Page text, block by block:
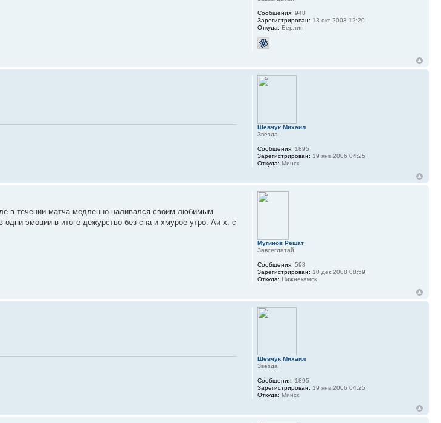
Сообщения: 948
Зарегистрирован: 13 окт 2003 12:20
Откуда: Берлин
Шевчук Михаил
Звезда
Сообщения: 1895
Зарегистрирован: 19 янв 2006 04:25
Откуда: Минск
в течении матча медленно наливался своим любимым
эмоции-в итоге дежурство без сна и хмурое утро. Аи х. с
Мугинов Решат
Завсегдатай
Сообщения: 598
Зарегистрирован: 10 дек 2008 08:59
Откуда: Нижнекамск
Шевчук Михаил
Звезда
Сообщения: 1895
Зарегистрирован: 19 янв 2006 04:25
Откуда: Минск